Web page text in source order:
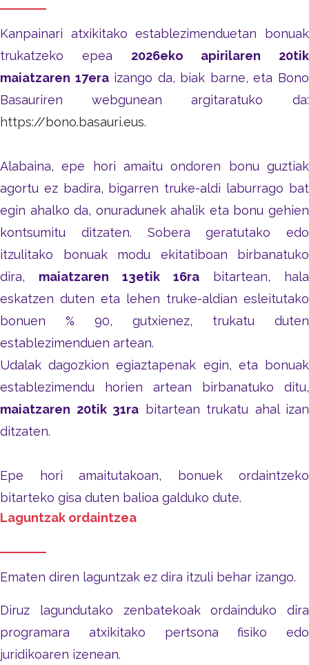
Kanpainari atxikitako establezimenduetan bonuak
trukatzeko epea 2026eko apirilaren 20tik
maiatzaren 17eraizango da, biak barne, eta Bono
Basauriren webgunean argitaratuko da:
https://bono.basauri.eus.
Alabaina, epe hori amaitu ondoren bonu guztiak
agortu ez badira, bigarren truke-aldi laburrago bat
egin ahalko da, onuradunek ahalik eta bonu gehien
kontsumitu ditzaten. Sobera geratutako edo
itzulitako bonuak modu ekitatiboan birbanatuko
dira, maiatzaren 13etik 16ra bitartean, hala
eskatzen duten eta lehen truke-aldian esleitutako
bonuen % 90, gutxienez, trukatu duten
establezimenduen artean.
Udalak dagozkion egiaztapenak egin, eta bonuak
establezimendu horien artean birbanatuko ditu,
maiatzaren 20tik 31ra bitartean trukatu ahal izan
ditzaten.
Epe hori amaitutakoan, bonuek ordaintzeko
bitarteko gisa duten balioa galduko dute.
Laguntzak ordaintzea
Ematen diren laguntzak ez dira itzuli behar izango.
Diruz lagundutako zenbatekoak ordainduko dira
programara atxikitako pertsona fisiko edo
juridikoaren izenean.